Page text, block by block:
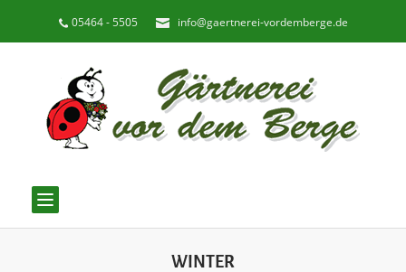
05464 - 5505 info@gaertnerei-vordemberge.de
Toggle
navigation
WINTER